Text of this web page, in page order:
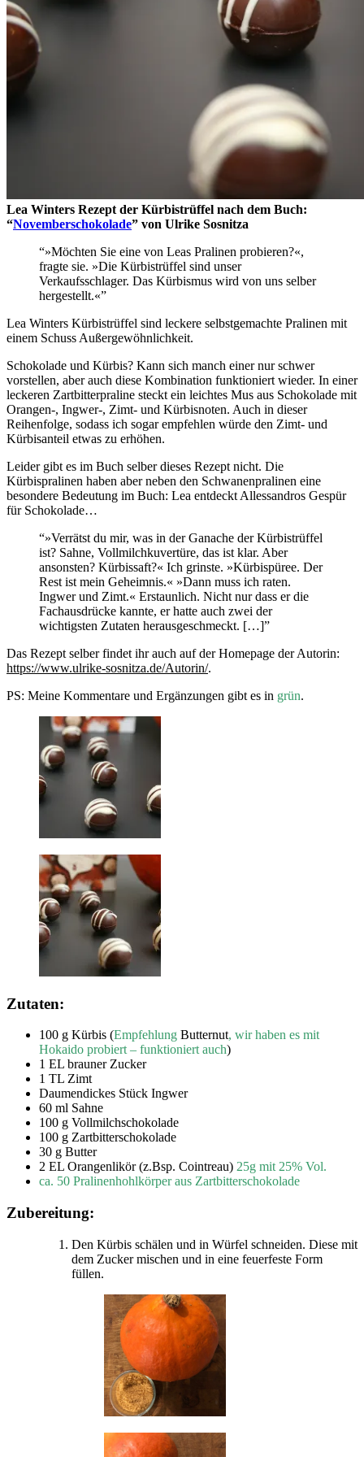
Lea Winters Rezept der Kürbistrüffel nach dem Buch:
“Novemberschokolade” von Ulrike Sosnitza
“»Möchten Sie eine von Leas Pralinen probieren?«,
fragte sie. »Die Kürbistrüffel sind unser
Verkaufsschlager. Das Kürbismus wird von uns selber
hergestellt.«”
Lea Winters Kürbistrüffel sind leckere selbstgemachte Pralinen mit
einem Schuss Außergewöhnlichkeit.
Schokolade und Kürbis? Kann sich manch einer nur schwer
vorstellen, aber auch diese Kombination funktioniert wieder. In einer
leckeren Zartbitterpraline steckt ein leichtes Mus aus Schokolade mit
Orangen-, Ingwer-, Zimt- und Kürbisnoten. Auch in dieser
Reihenfolge, sodass ich sogar empfehlen würde den Zimt- und
Kürbisanteil etwas zu erhöhen.
Leider gibt es im Buch selber dieses Rezept nicht. Die
Kürbispralinen haben aber neben den Schwanenpralinen eine
besondere Bedeutung im Buch: Lea entdeckt Allessandros Gespür
für Schokolade…
“»Verrätst du mir, was in der Ganache der Kürbistrüffel
ist? Sahne, Vollmilchkuvertüre, das ist klar. Aber
ansonsten? Kürbissaft?« Ich grinste. »Kürbispüree. Der
Rest ist mein Geheimnis.« »Dann muss ich raten.
Ingwer und Zimt.« Erstaunlich. Nicht nur dass er die
Fachausdrücke kannte, er hatte auch zwei der
wichtigsten Zutaten herausgeschmeckt. […]”
Das Rezept selber findet ihr auch auf der Homepage der Autorin:
https://www.ulrike-sosnitza.de/Autorin/.
PS: Meine Kommentare und Ergänzungen gibt es in grün.
Zutaten:
100 g Kürbis (Empfehlung Butternut, wir haben es mit
Hokaido probiert – funktioniert auch)
1 EL brauner Zucker
1 TL Zimt
Daumendickes Stück Ingwer
60 ml Sahne
100 g Vollmilchschokolade
100 g Zartbitterschokolade
30 g Butter
2 EL Orangenlikör (z.Bsp. Cointreau) 25g mit 25% Vol.
ca. 50 Pralinenhohlkörper aus Zartbitterschokolade
Zubereitung:
Den Kürbis schälen und in Würfel schneiden. Diese mit
dem Zucker mischen und in eine feuerfeste Form
füllen.